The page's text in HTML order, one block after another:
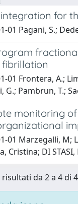
for
01 Pagani, S.;
01 Frontera, A.;
G.; Pambrun, T.;
monitoring
01 Marzegalli, M;
Cristina; DI
da 2 a 4 di 4